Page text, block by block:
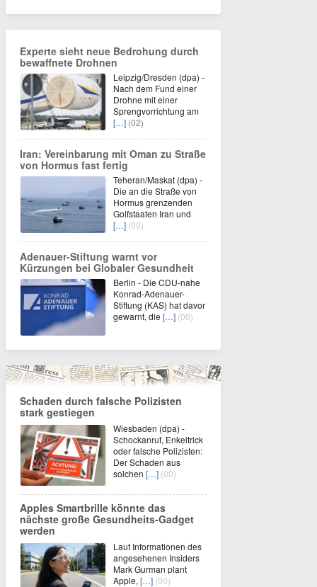
Experte sieht neue Bedrohung durch
bewaffnete Drohnen
Leipzig/Dresden (dpa) -
Nach dem Fund einer
Drohne mit einer
Sprengvorrichtung am
[…] (02)
Iran: Vereinbarung mit Oman zu Straße
von Hormus fast fertig
Teheran/Maskat (dpa) -
Die an die Straße von
Hormus grenzenden
Golfstaaten Iran und
[…] (00)
Adenauer-Stiftung warnt vor
Kürzungen bei Globaler Gesundheit
Berlin - Die CDU-nahe
Konrad-Adenauer-
Stiftung (KAS) hat davor
gewarnt, die […] (00)
Schaden durch falsche Polizisten
stark gestiegen
Wiesbaden (dpa) -
Schockanruf, Enkeltrick
oder falsche Polizisten:
Der Schaden aus
solchen […] (00)
Apples Smartbrille könnte das
nächste große Gesundheits-Gadget
werden
Laut Informationen des
angesehenen Insiders
Mark Gurman plant
Apple, […] (00)